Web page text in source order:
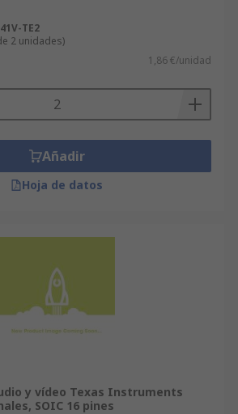
TE2
2 unidades)
1,86 €/unidad
Añadir
Hoja de datos
y vídeo Texas Instruments
SOIC 16 pines